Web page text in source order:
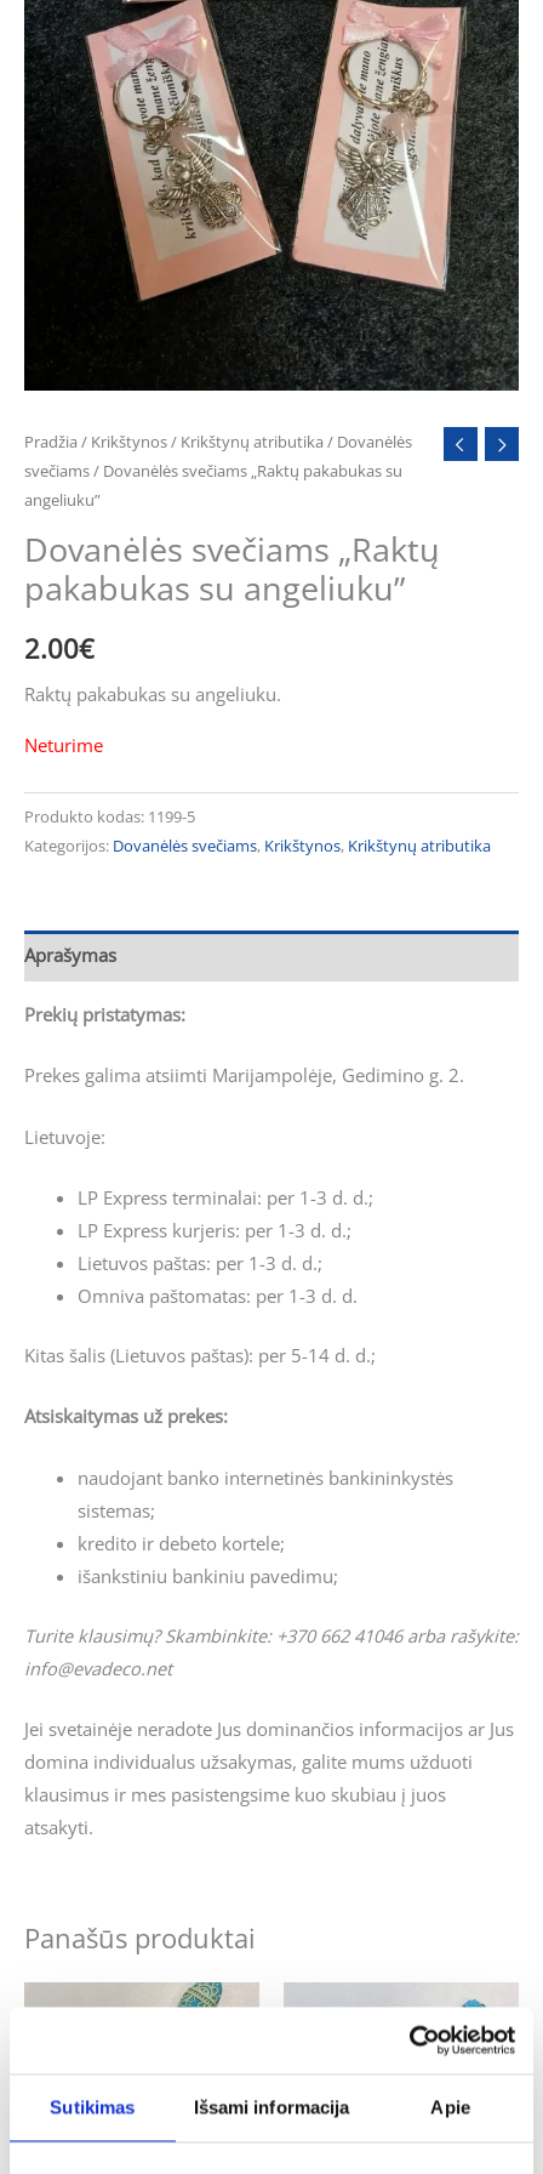
Sutikimas Išsami informacija Apie
Pradžia / Krikštynos/ Krikštynų atributika / Dovanėlės
svečiams/ Dovanėlės svečiams „Raktų pakabukas su
angeliuku”
Dovanėlės svečiams „Raktų
pakabukas su angeliuku”
2.00€
Raktų pakabukas su angeliuku.
Neturime
Produkto kodas: 1199-5
Kategorijos: Dovanėlės svečiams, Krikštynos, Krikštynų atributika
Aprašymas
Prekių pristatymas:
Prekes galima atsiimti Marijampolėje, Gedimino g. 2.
Lietuvoje:
LP Express terminalai: per 1-3 d. d.;
LP Express kurjeris: per 1-3 d. d.;
Lietuvos paštas: per 1-3 d. d.;
Omniva paštomatas: per 1-3 d. d.
Kitas šalis (Lietuvos paštas): per 5-14 d. d.;
Atsiskaitymas už prekes:
naudojant banko internetinės bankininkystės
sistemas;
kredito ir debeto kortele;
išankstiniu bankiniu pavedimu;
Turite klausimų? Skambinkite: +370 662 41046 arba rašykite:
info@evadeco.net
Jei svetainėje neradote Jus dominančios informacijos ar Jus
domina individualus užsakymas, galite mums užduoti
klausimus ir mes pasistengsime kuo skubiau į juos
atsakyti.
Panašūs produktai